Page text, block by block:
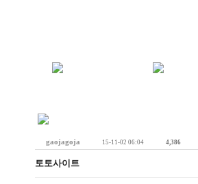
gaojagoja 15-11-02 06:04 4,386
토토사이트